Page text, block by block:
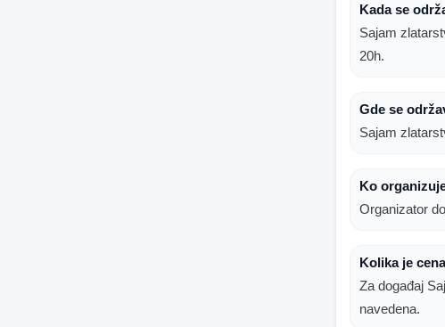
Kada se
Sajam
20h.
Gde se
Sajam
Ko
Organizator
Kolika je
Za događaj
navedena.